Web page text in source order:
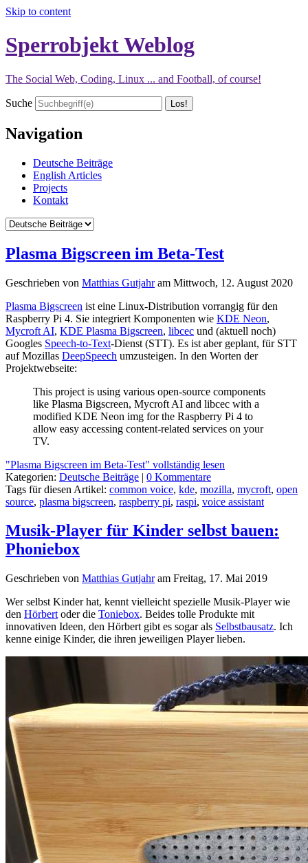
Skip to content
Sperrobjekt Weblog
The Social Web, Coding, Linux ... and Football, of course!
Suche
Navigation
Deutsche Beiträge
English Articles
Projects
Kontakt
Plasma Bigscreen im Beta-Test
Geschrieben von Matthias Gutjahram Mittwoch, 12. August 2020
Plasma Bigscreen ist eine Linux-Distribution vorrangig für den
Raspberry Pi 4. Sie integriert Komponenten wie KDE Neon,
Mycroft AI, KDE Plasma Bigscreen, libcec und (aktuell noch)
Googles Speech-to-Text-Dienst (STT). Es ist aber geplant, für STT
auf Mozillas DeepSpeech umzusteigen. In den Worten der
Projektwebseite:
This project is using various open-source components
like Plasma Bigscreen, Mycroft AI and libcec with a
modified KDE Neon img for the Raspberry Pi 4 to
allow easy accessing content-related services on your
TV.
"Plasma Bigscreen im Beta-Test" vollständig lesen
Kategorien: Deutsche Beiträge | 0 Kommentare
Tags für diesen Artikel: common voice, kde, mozilla, mycroft, open
source, plasma bigscreen, raspberry pi, raspi, voice assistant
Musik-Player für Kinder selbst bauen:
Phoniebox
Geschrieben von Matthias Gutjahram Freitag, 17. Mai 2019
Wer selbst Kinder hat, kennt vielleicht spezielle Musik-Player wie
den Hörbert oder die Toniebox. Beides tolle Produkte mit
innovativen Ideen, den Hörbert gibt es sogar als Selbstbausatz. Ich
kenne einige Kinder, die ihren jeweiligen Player lieben.